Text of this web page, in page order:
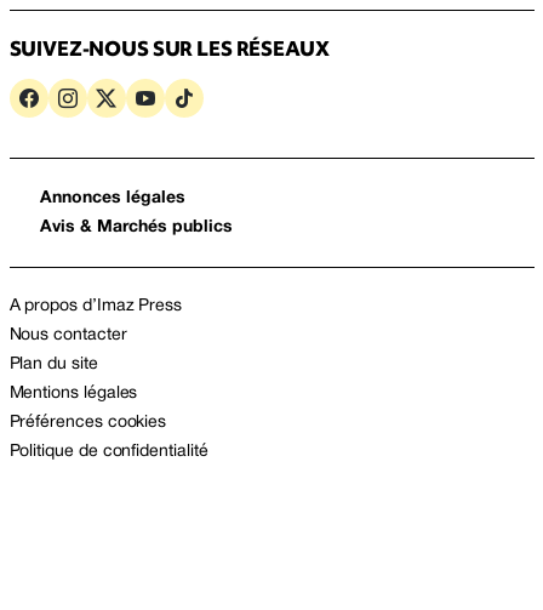
SUIVEZ-NOUS SUR LES RÉSEAUX
Annonces légales
Avis & Marchés publics
A propos d’Imaz Press
Nous contacter
Plan du site
Mentions légales
Préférences cookies
Politique de confidentialité